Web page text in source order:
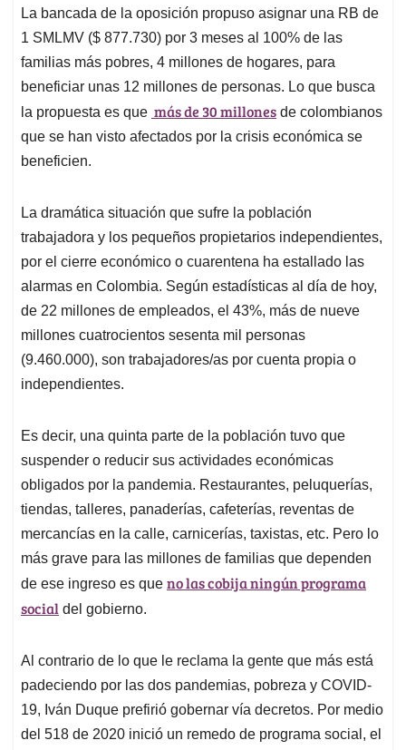
La bancada de la oposición propuso asignar una RB de
1 SMLMV ($ 877.730) por 3 meses al 100% de las
familias más pobres, 4 millones de hogares, para
beneficiar unas 12 millones de personas. Lo que busca
la propuesta es que más de 30 millones de colombianos
que se han visto afectados por la crisis económica se
beneficien.
La dramática situación que sufre la población
trabajadora y los pequeños propietarios independientes,
por el cierre económico o cuarentena ha estallado las
alarmas en Colombia. Según estadísticas al día de hoy,
de 22 millones de empleados, el 43%, más de nueve
millones cuatrocientos sesenta mil personas
(9.460.000), son trabajadores/as por cuenta propia o
independientes.
Es decir, una quinta parte de la población tuvo que
suspender o reducir sus actividades económicas
obligados por la pandemia. Restaurantes, peluquerías,
tiendas, talleres, panaderías, cafeterías, reventas de
mercancías en la calle, carnicerías, taxistas, etc. Pero lo
más grave para las millones de familias que dependen
de ese ingreso es que no las cobija ningún programa
social del gobierno.
Al contrario de lo que le reclama la gente que más está
padeciendo por las dos pandemias, pobreza y COVID-
19, Iván Duque prefirió gobernar vía decretos. Por medio
del 518 de 2020 inició un remedo de programa social, el